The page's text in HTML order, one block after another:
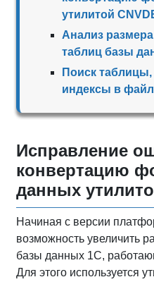
утилитой
Анализ
таблиц базы
Поиск
индексы в
Исправление
конвертацию
данных
Начиная с версии
возможность увеличить
базы данных 1С,
Для этого используется